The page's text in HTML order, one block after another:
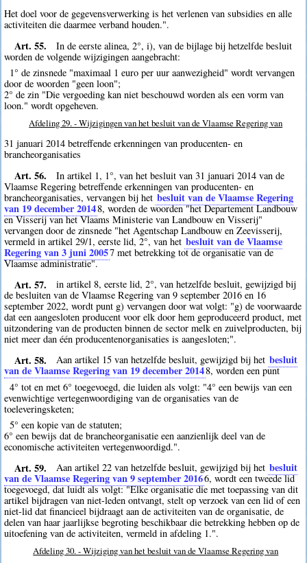
Het doel voor de gegevensverwerking is het verlenen van subsidies en alle
activiteiten die daarmee verband houden.".
Art. 55.
In de eerste alinea, 2°, i), van de bijlage bij hetzelfde besluit
worden de volgende wijzigingen aangebracht:
1° de zinsnede "maximaal 1 euro per uur aanwezigheid" wordt vervangen
door de woorden "geen loon";
2° de zin "Die vergoeding kan niet beschouwd worden als een vorm van
loon." wordt opgeheven.
Afdeling 29. - Wijzigingen van het besluit van de Vlaamse Regering van
31 januari 2014 betreffende erkenningen van producenten- en
brancheorganisaties
Art. 56.
In artikel 1, 1°, van het besluit van 31 januari 2014 van de
Vlaamse Regering betreffende erkenningen van producenten- en
brancheorganisaties, vervangen bij het besluit van de Vlaamse Regering
van 19 december 20148, worden de woorden "het Departement Landbouw
en Visserij van het Vlaams Ministerie van Landbouw en Visserij"
vervangen door de zinsnede "het Agentschap Landbouw en Zeevisserij,
vermeld in artikel 29/1, eerste lid, 2°, van het besluit van de Vlaamse
Regering van 3 juni 20057 met betrekking tot de organisatie van de
Vlaamse administratie".
Art. 57.
in artikel 8, eerste lid, 2°, van hetzelfde besluit, gewijzigd bij
de besluiten van de Vlaamse Regering van 9 september 2016 en 16
september 2022, wordt punt g) vervangen door wat volgt: "g) de voorwaarde
dat een aangesloten producent voor elk door hem geproduceerd product, met
uitzondering van de producten binnen de sector melk en zuivelproducten, bij
niet meer dan één producentenorganisaties is aangesloten;".
Art. 58. Aan artikel 15 van hetzelfde besluit, gewijzigd bij het besluit
van de Vlaamse Regering van 19 december 20148, worden een punt
4° tot en met 6° toegevoegd, die luiden als volgt: "4° een bewijs van een
evenwichtige vertegenwoordiging van de organisaties van de
toeleveringsketen;
5° een kopie van de statuten;
6° een bewijs dat de brancheorganisatie een aanzienlijk deel van de
economische activiteiten vertegenwoordigd.".
Art. 59. Aan artikel 22 van hetzelfde besluit, gewijzigd bij het besluit
van de Vlaamse Regering van 9 september 20166, wordt een tweede lid
toegevoegd, dat luidt als volgt: "Elke organisatie die met toepassing van dit
artikel bijdragen van niet-leden ontvangt, stelt op verzoek van een lid of een
niet-lid dat financieel bijdraagt aan de activiteiten van de organisatie, de
delen van haar jaarlijkse begroting beschikbaar die betrekking hebben op de
uitoefening van de activiteiten, vermeld in afdeling 1.".
Afdeling 30. - Wijziging van het besluit van de Vlaamse Regering van